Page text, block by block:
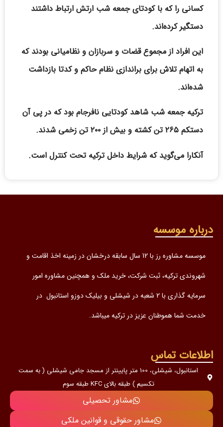
کسانی را که با کودتای جمعه شب ارتش ارتباط داشتند
دستگیر کرده‌اند.
این افراد از مجموع قضات و سربازان و نظامیانی بودند که
به اتهام تلاش برای براندازی نظام حاکم و کدتا بازداشت
شده‌اند.
ترکیه جمعه شب شاهد کودتایی نافرجام بود که در پی آن
دستکم ۲۶۵ تن کشته و بیش از ۲۰۰ تن زخمی شدند.
آنکارا می‌گوید که شرایط داخل ترکیه تحت کنترل است.
درباره موسسه
موسسه مشاوره رز با 12 سال سابقه درخشان در زمینه اخذ اقامت و
شهروندی ترکیه، ثبت شرکت، خرید ملک و همچنین مشاوره امور
سرمایه گذاری با 2 شعبه در شیشلی و بیلیک دوزو استانبول در
خدمت شما هموطنان عزیز در ترکیه میباشد.
اطلاعات تماس
استانبول، شیشلی، 100 متر پایینتر از مسجد جامی شیشلی ( به سمت
تکسیم ) طبقه بالای KFC طبقه سوم
مشاور تحصیلی
مشاور حقوقی و قوانین ملکی